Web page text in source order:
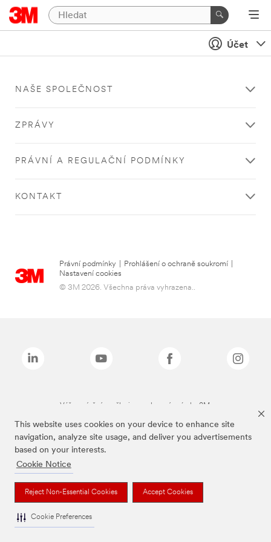
This website uses cookies on your device to enhance site
navigation, analyze site usage, and deliver you advertisements
based on your interests.
Cookie Notice
Reject Non-Essential Cookies Accept Cookies
Cookie Preferences
Účet
NAŠE SPOLEČNOST
ZPRÁVY
PRÁVNÍ A REGULAČNÍ PODMÍNKY
KONTAKT
Právní podmínky Prohlášení o ochraně soukromí
Nastavení cookies
© 3M 2026. Všechna práva vyhrazena..
Výše zmíněné značky jsou ochranné známky 3M.